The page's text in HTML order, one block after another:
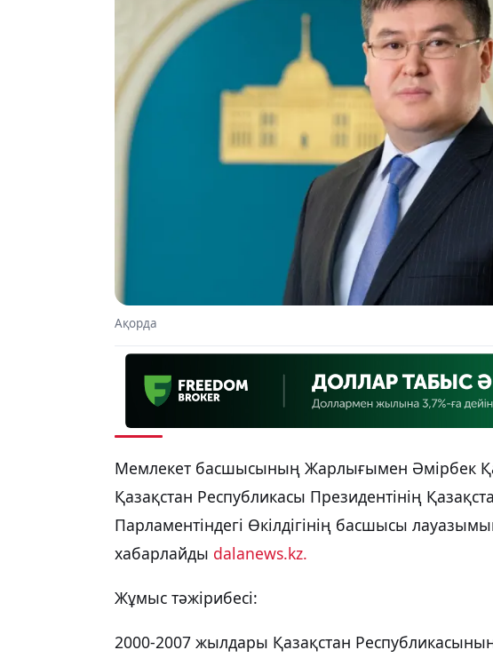
Ақорда
Мемлекет басшысының Жарлығымен Әмірбек
Қазақстан Республикасы Президентінің
Парламентіндегі Өкілдігінің басшысы
хабарлайды dalanews.kz.
Жұмыс тәжірибесі:
2000-2007 жылдары Қазақстан